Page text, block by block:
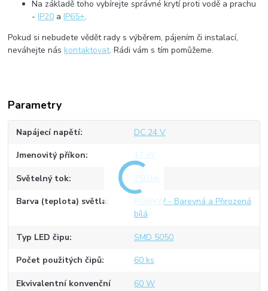
Na základě toho vybírejte správné krytí proti vodě a prachu
- IP20 a IP65+.
Pokud si nebudete vědět rady s výběrem, pájením či instalací,
neváhejte nás kontaktovat. Rádi vám s tím pomůžeme.
Parametry
Napájecí napětí DC 24 V
Jmenovitý příkon 17 W
Světelný tok 750 lm
Barva (teplota) světla
RGBNW - Barevná a Přirozená
bílá
Typ LED čipu SMD 5050
Počet použitých čipů 60 ks
Ekvivalentní konvenční
60 W